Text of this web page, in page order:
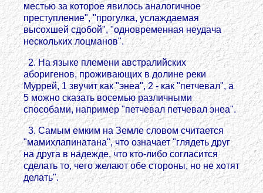
местью за которое явилось аналогичное
преступление", "прогулка, услаждаемая
высохшей сдобой", "одновременная неудача
нескольких лоцманов".
2. На языке племени австралийских
аборигенов, проживающих в долине реки
Муррей, 1 звучит как "энеа", 2 - как "петчевал", а
5 можно сказать восемью различными
способами, например "петчевал петчевал энеа".
3. Самым емким на Земле словом считается
"мамихлапинатана", что означает "глядеть друг
на друга в надежде, что кто-либо согласится
сделать то, чего желают обе стороны, но не хотят
делать".